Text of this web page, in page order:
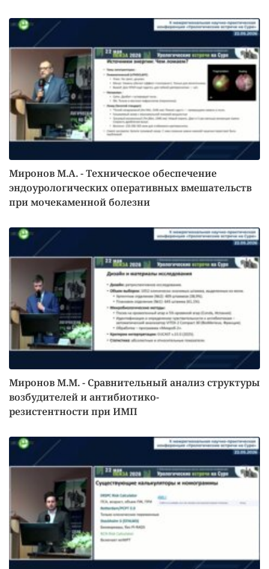
Миронов М.А. - Техническое обеспечение
эндоурологических оперативных вмешательств
при мочекаменной болезни
Миронов М.М. - Сравнительный анализ структуры
возбудителей и антибиотико-
резистентности при ИМП